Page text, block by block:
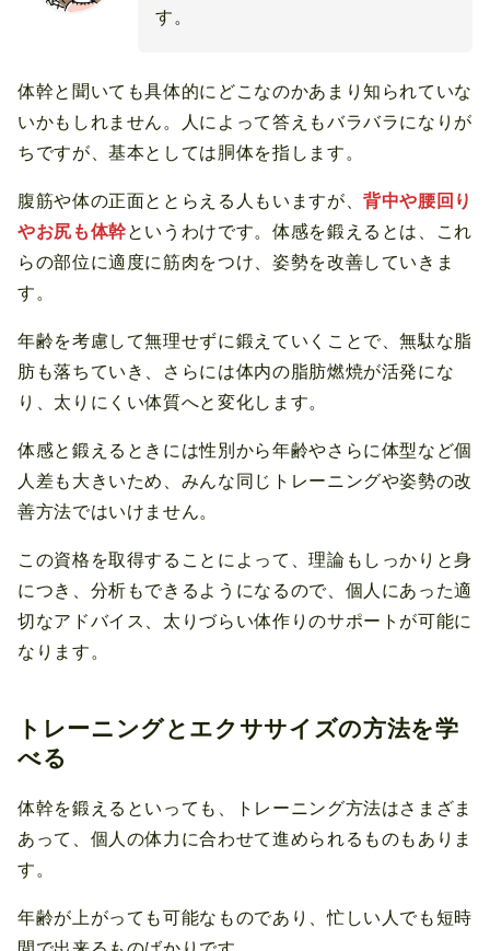
す。
体幹と聞いても具体的にどこなのかあまり知られていな
いかもしれません。人によって答えもバラバラになりが
ちですが、基本としては胴体を指します。
腹筋や体の正面ととらえる人もいますが、背中や腰回り
やお尻も体幹というわけです。体感を鍛えるとは、これ
らの部位に適度に筋肉をつけ、姿勢を改善していきま
す。
年齢を考慮して無理せずに鍛えていくことで、無駄な脂
肪も落ちていき、さらには体内の脂肪燃焼が活発にな
り、太りにくい体質へと変化します。
体感と鍛えるときには性別から年齢やさらに体型など個
人差も大きいため、みんな同じトレーニングや姿勢の改
善方法ではいけません。
この資格を取得することによって、理論もしっかりと身
につき、分析もできるようになるので、個人にあった適
切なアドバイス、太りづらい体作りのサポートが可能に
なります。
トレーニングとエクササイズの方法を学
べる
体幹を鍛えるといっても、トレーニング方法はさまざま
あって、個人の体力に合わせて進められるものもありま
す。
年齢が上がっても可能なものであり、忙しい人でも短時